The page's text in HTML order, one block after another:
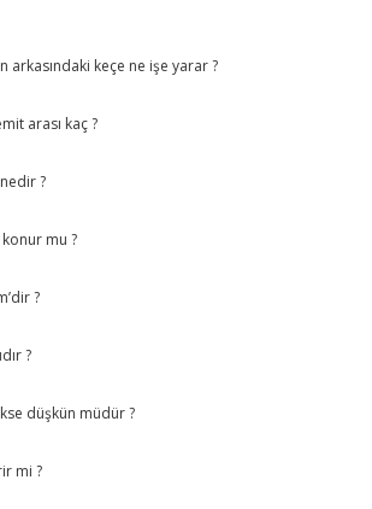
arkasındaki keçe ne işe yarar ?
arası kaç ?
?
mu ?
?
?
düşkün müdür ?
mi ?